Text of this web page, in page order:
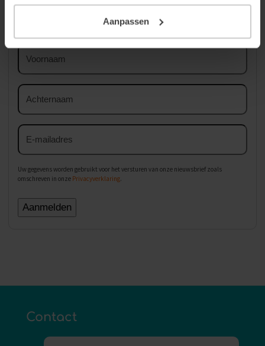
Aanpassen
Meld je aan voor de nieuwsbrief
Voornaam
Achternaam
E-
mailadres
Uw gegevens worden gebruikt voor het versturen van onze nieuwsbrief zoals
omschreven in onze Privacyverklaring.
Contact